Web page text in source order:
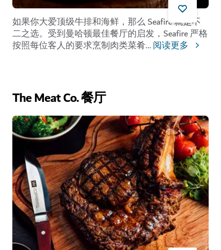
如果你大爱顶级牛排和海鲜，那么 Seafire 就是不
二之选。受到曼哈顿最佳餐厅的启发，Seafire 严格
按照每位客人的要求烹制肉类菜肴...阅读更多
The Meat Co. 餐厅